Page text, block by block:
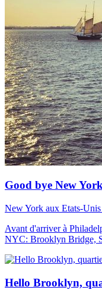
Good bye New
New York aux Etats-Unis
Avant d'arriver à
NYC: Brooklyn Bridge,
Hello Brooklyn,